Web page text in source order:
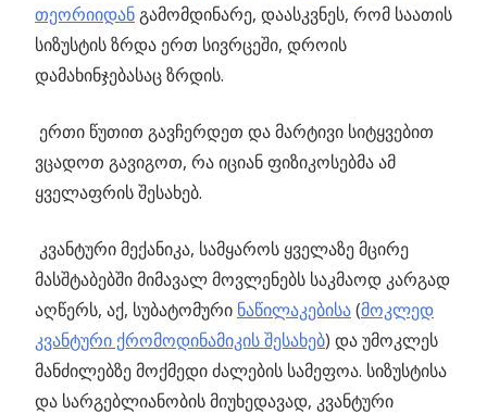
თეორიიდანგამომდინარე, დაასკვნეს, რომ საათის
სიზუსტის ზრდა ერთ სივრცეში, დროის
დამახინჯებასაც ზრდის.
ერთი წუთით გავჩერდეთ და მარტივი სიტყვებით
ვცადოთ გავიგოთ, რა იციან ფიზიკოსებმა ამ
ყველაფრის შესახებ.
კვანტური მექანიკა, სამყაროს ყველაზე მცირე
მასშტაბებში მიმავალ მოვლენებს საკმაოდ კარგად
აღწერს, აქ, სუბატომური ნაწილაკებისა(მოკლედ
კვანტური ქრომოდინამიკის შესახებ) და უმოკლეს
მანძილებზე მოქმედი ძალების სამეფოა. სიზუსტისა
და სარგებლიანობის მიუხედავად, კვანტური